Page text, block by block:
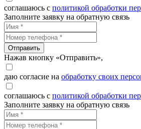
соглашаюсь с политикой обработки
Заполните заявку на обратную связь
Отправить
Нажав кнопку «Отправить»,
даю согласие на обработку своих
соглашаюсь с политикой обработки
Заполните заявку на обратную связь